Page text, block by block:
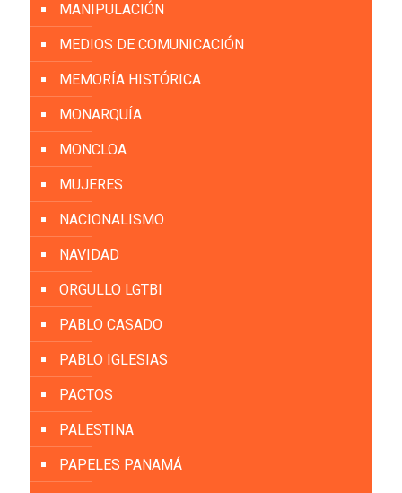
MANIPULACIÓN
MEDIOS DE COMUNICACIÓN
MEMORÍA HISTÓRICA
MONARQUÍA
MONCLOA
MUJERES
NACIONALISMO
NAVIDAD
ORGULLO LGTBI
PABLO CASADO
PABLO IGLESIAS
PACTOS
PALESTINA
PAPELES PANAMÁ